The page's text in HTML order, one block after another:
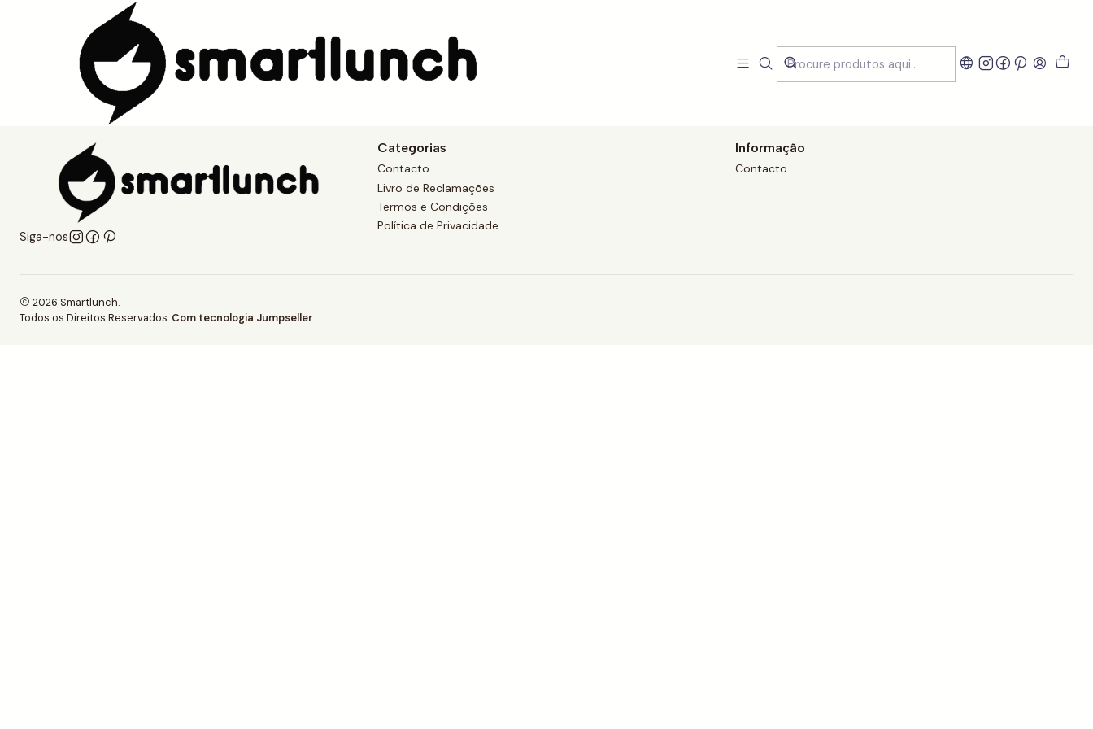
Tem uma loja e quer vender produtos SmartLunch?
Tem uma loja e quer vender produtos SmartLunch?
Siga-nos
Categorias
Contacto
Livro de Reclamações
Termos e Condições
Política de Privacidade
Informação
Contacto
2026 Smartlunch.
Todos os Direitos Reservados. Com tecnologia Jumpseller.